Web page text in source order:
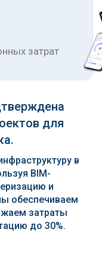
затрат
для
в
BIM-
и
обеспечиваем
затраты
до 30%.